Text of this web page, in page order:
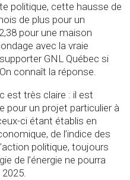
politique, cette hausse de
de plus pour un
pour une maison
avec la vraie
GNL Québec si
connaît la réponse.
est très claire : il est
pour un projet particulier à
ci étant établis en
de l’indice des
politique, toujours
de l’énergie ne pourra